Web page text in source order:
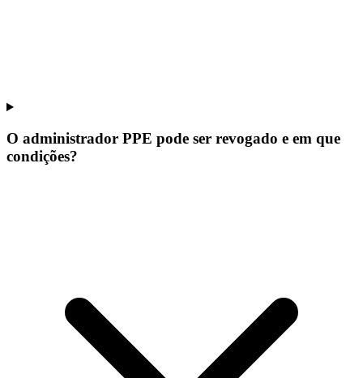
O administrador PPE pode ser revogado e em que
condições?